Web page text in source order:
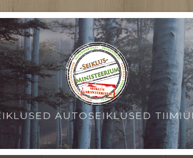
AUTOSEIKLUSED